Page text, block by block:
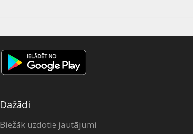
Dažādi
Biežāk uzdotie jautājumi